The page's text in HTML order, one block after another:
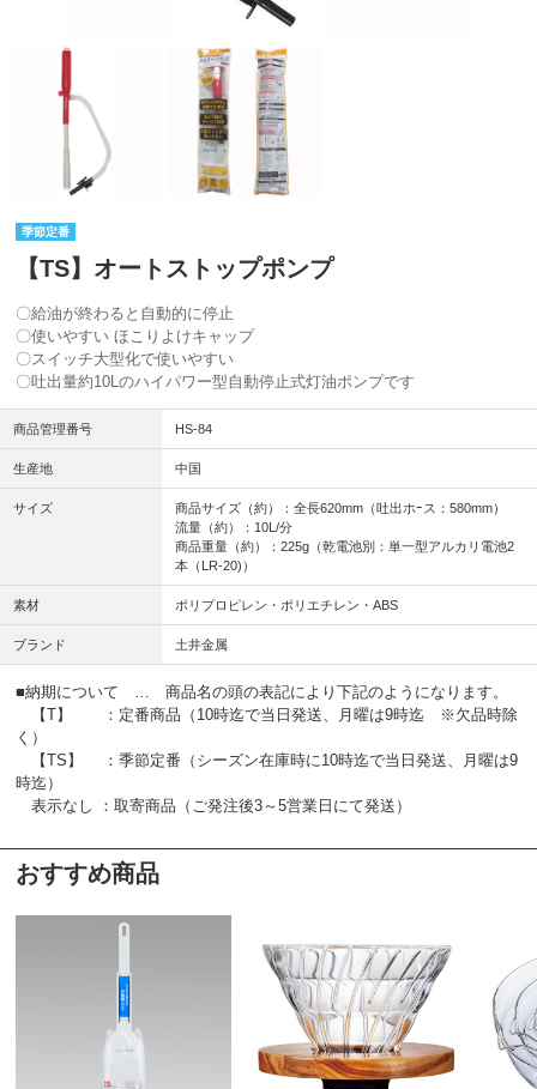
季節定番
【TS】オートストップポンプ
〇給油が終わると自動的に停止
〇使いやすい ほこりよけキャップ
〇スイッチ大型化で使いやすい
〇吐出量約10Lのハイパワー型自動停止式灯油ポンプです
商品管理番号 HS-84
生産地 中国
サイズ
商品サイズ（約）：全長620mm（吐出ホｰス：580mm）
流量（約）：10L/分
商品重量（約）：225g（乾電池別：単一型アルカリ電池2
本（LR-20)）
素材 ポリプロピレン・ポリエチレン・ABS
ブランド 土井金属
■納期について … 商品名の頭の表記により下記のようになります。
【T】 ：定番商品（10時迄で当日発送、月曜は9時迄 ※欠品時除
く）
【TS】 ：季節定番（シーズン在庫時に10時迄で当日発送、月曜は9
時迄）
表示なし ：取寄商品（ご発注後3～5営業日にて発送）
おすすめ商品